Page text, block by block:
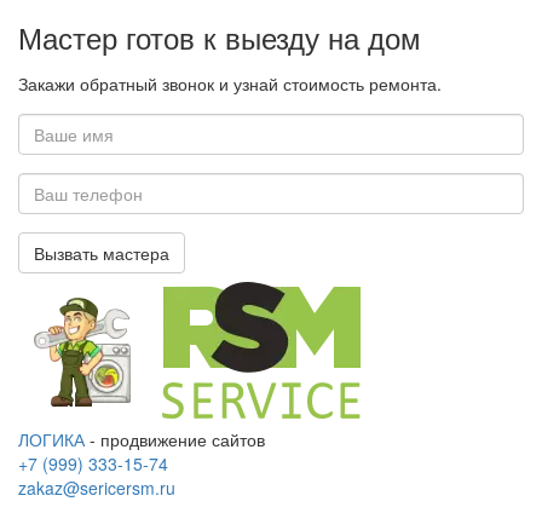
Мастер готов к выезду на дом
Закажи обратный звонок и узнай стоимость ремонта.
Ваше
имя
*Ваш
телефон
*
Вызвать мастера
ЛОГИКА- продвижение сайтов
+7 (999) 333-15-74
zakaz@sericersm.ru